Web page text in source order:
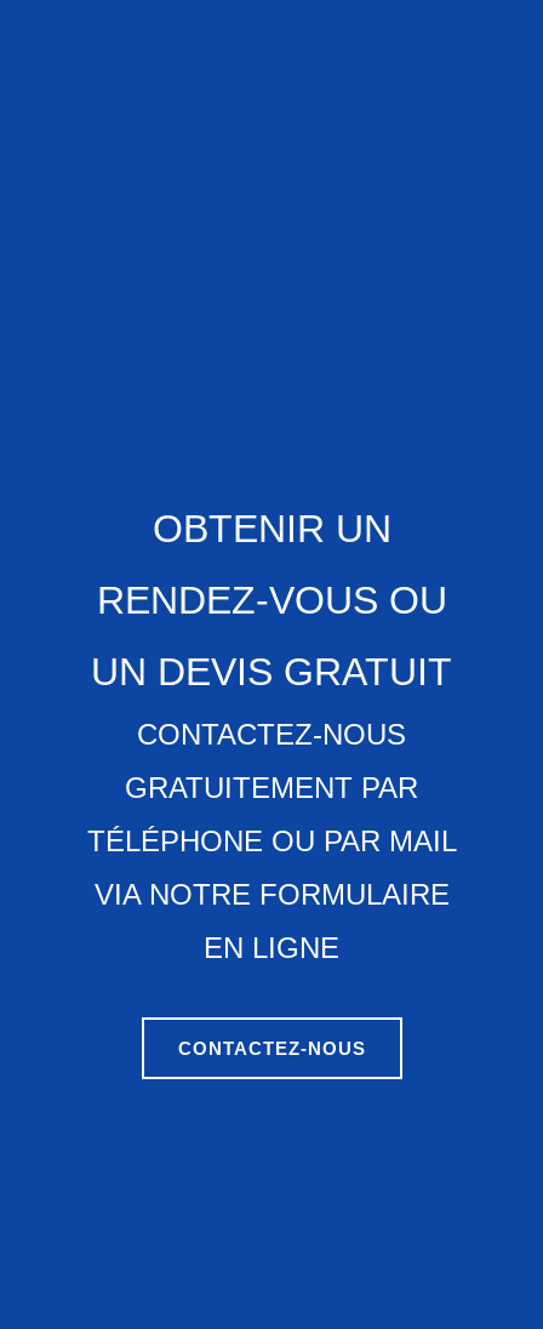
OBTENIR UN
RENDEZ-VOUS OU
UN DEVIS GRATUIT
CONTACTEZ-NOUS
GRATUITEMENT PAR
TÉLÉPHONE OU PAR MAIL
VIA NOTRE FORMULAIRE
EN LIGNE
CONTACTEZ-NOUS